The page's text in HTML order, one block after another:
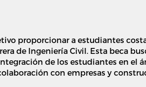
proporcionar a estudiantes
de Ingeniería Civil. Esta beca
de los estudiantes en el
con empresas y